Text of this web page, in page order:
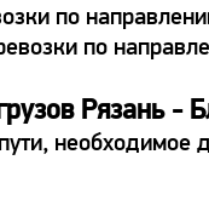
по
по
Рязань -